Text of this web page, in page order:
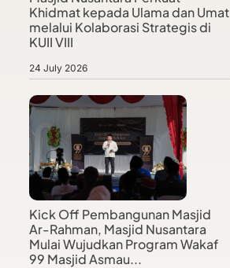
Khidmat kepada Ulama dan Umat
melalui Kolaborasi Strategis di
KUII VIII
24 July 2026
Kick Off Pembangunan Masjid
Ar-Rahman, Masjid Nusantara
Mulai Wujudkan Program Wakaf
99 Masjid Asmau...